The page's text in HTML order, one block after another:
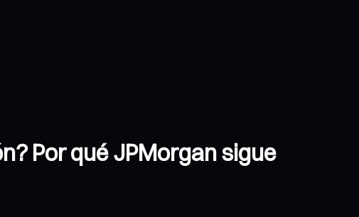
Por qué JPMorgan sigue